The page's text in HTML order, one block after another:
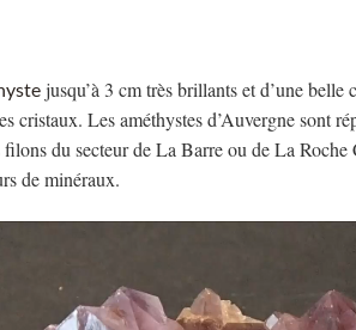
jusqu’à 3 cm très brillants et d’une
cristaux. Les améthystes d’Auvergne sont
filons du secteur de La Barre ou de La
de minéraux.